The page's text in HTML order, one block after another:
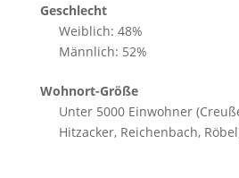
Geschlecht
Weiblich: 48%
Männlich: 52%
Wohnort-Größe
Unter 5000 Einwohner
Hitzacker, Reichenbach,